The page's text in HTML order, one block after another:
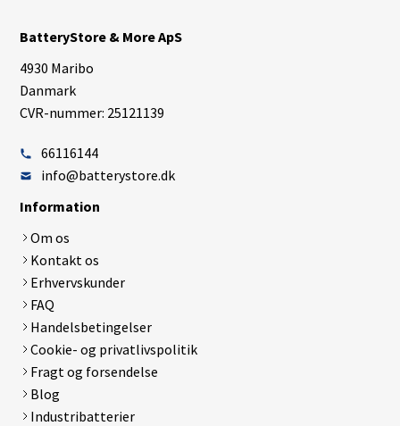
BatteryStore & More ApS
4930 Maribo
Danmark
CVR-nummer: 25121139
66116144
info@batterystore.dk
Information
Om os
Kontakt os
Erhvervskunder
FAQ
Handelsbetingelser
Cookie- og privatlivspolitik
Fragt og forsendelse
Blog
Industribatterier